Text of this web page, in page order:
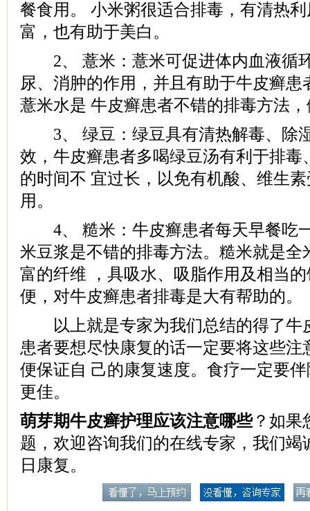
餐食用。 小米粥很适合排毒，有清热
富，也有助于美白。
2、 薏米：薏米可促进体内血液循
尿、消肿的作用，并且有助于牛皮癣患
薏米水是 牛皮癣患者不错的排毒方法
3、 绿豆：绿豆具有清热解毒、除
效，牛皮癣患者多喝绿豆汤有利于排毒
的时间不 宜过长，以免有机酸、维生
用。
4、 糙米：牛皮癣患者每天早餐吃
米豆浆是不错的排毒方法。糙米就是全
富的纤维 ，具吸水、吸脂作用及相当
便，对牛皮癣患者排毒是大有帮助的。
以上就是专家为我们总结的得了牛
患者要想尽快康复的话一定要将这些注
便保证自 己的康复速度。食疗一定要
更佳。
萌芽期牛皮癣护理应该注意哪些？如果
题，欢迎咨询我们的在线专家，我们竭
日康复。